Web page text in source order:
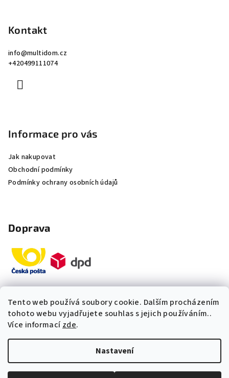
Tento web používá soubory cookie. Dalším procházením
tohoto webu vyjadřujete souhlas s jejich používáním..
Více informacízde.
Nastavení
Kontakt
info@multidom.cz
+420499111074
Informace pro vás
Jak nakupovat
Obchodní podmínky
Podmínky ochrany osobních údajů
Doprava
Platby
Upravit nastavení cookies
„Odpovídáme okamžitě. S čím
vám můžeme pomoci?“